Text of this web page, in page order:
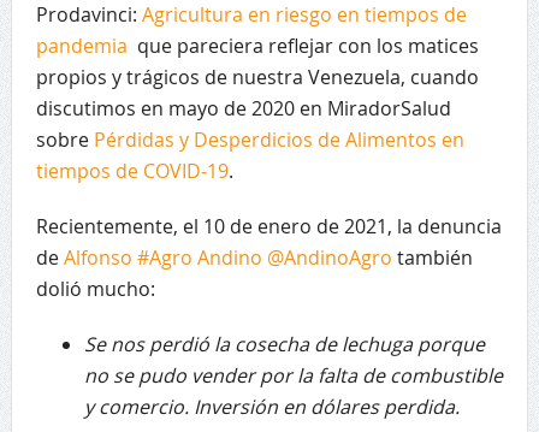
Prodavinci: Agricultura en riesgo en tiempos de
pandemia que pareciera reflejar con los matices
propios y trágicos de nuestra Venezuela, cuando
discutimos en mayo de 2020 en MiradorSalud
sobre Pérdidas y Desperdicios de Alimentos en
tiempos de COVID-19.
Recientemente, el 10 de enero de 2021, la denuncia
deAlfonso #Agro Andino @AndinoAgro también
dolió mucho:
Se nos perdió la cosecha de lechuga porque
no se pudo vender por la falta de combustible
y comercio. Inversión en dólares perdida.